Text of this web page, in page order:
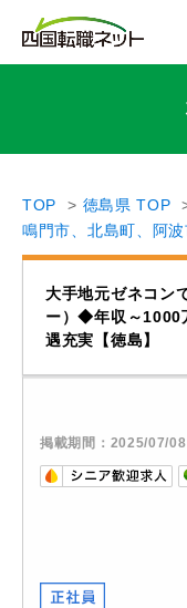
TOP 徳島県 TOP
鳴門市、北島町、阿波
大手地元ゼネコン
ー）◆年収～1000
遇充実【徳島】
掲載期間：2025/07/
転職支援サービスに
四国優良企業チャ
会社案内
サイトマップ